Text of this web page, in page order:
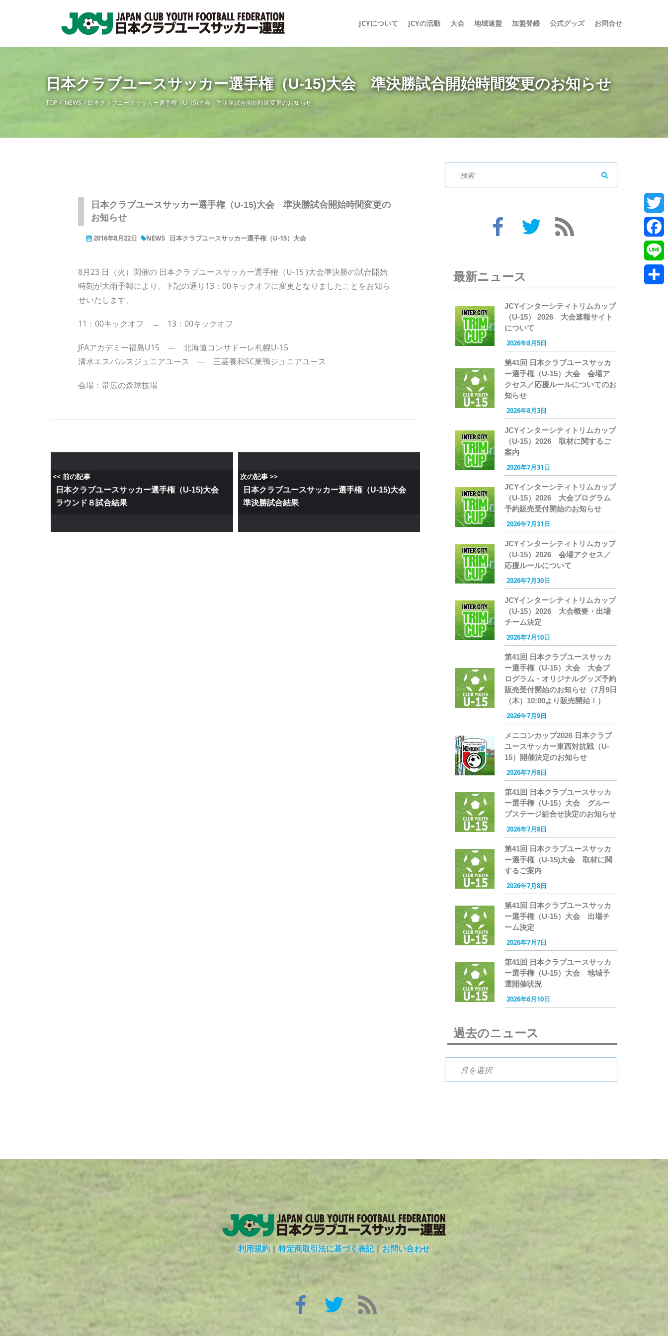
JCYについて JCYの活動 大会 地域連盟 加盟登録 公式グッズ お問合せ
日本クラブユースサッカー選手権（U-15)大会 準決勝試合開始時間変更のお知らせ
TOP NEWS 日本クラブユースサッカー選手権（U-15)大会 準決勝試合開始時間変更のお知らせ
日本クラブユースサッカー選手権（U-15)大会 準決勝試合開始時間変更の
お知らせ
2016年8月22日 NEWS 日本クラブユースサッカー選手権（U-15）大会
8月23 日（火）開催の 日本クラブユースサッカー選手権（U-15 )大会準決勝の試合開始
時刻が大雨予報により、下記の通り13：00キックオフに変更となりましたことをお知ら
せいたします。
11：00キックオフ → 13：00キックオフ
JFAアカデミー福島U15 ― 北海道コンサドーレ札幌U-15
清水エスパルスジュニアユース ― 三菱養和SC巣鴨ジュニアユース
会場：帯広の森球技場
<< 前の記事
日本クラブユースサッカー選手権（U-15)大会
ラウンド８試合結果
次の記事 >>
日本クラブユースサッカー選手権（U-15)大会
準決勝試合結果
最新ニュース
JCYインターシティトリムカップ
（U-15） 2026 大会速報サイト
について
2026年8月5日
第41回 日本クラブユースサッカ
ー選手権（U-15）大会 会場ア
クセス／応援ルールについてのお
知らせ
2026年8月3日
JCYインターシティトリムカップ
（U-15）2026 取材に関するご
案内
2026年7月31日
JCYインターシティトリムカップ
（U-15）2026 大会プログラム
予約販売受付開始のお知らせ
2026年7月31日
JCYインターシティトリムカップ
（U-15）2026 会場アクセス／
応援ルールについて
2026年7月30日
JCYインターシティトリムカップ
（U-15）2026 大会概要・出場
チーム決定
2026年7月10日
第41回 日本クラブユースサッカ
ー選手権（U-15）大会 大会プ
ログラム・オリジナルグッズ予約
販売受付開始のお知らせ（7月9日
（木）10:00より販売開始！）
2026年7月9日
メニコンカップ2026 日本クラブ
ユースサッカー東西対抗戦（U-
15）開催決定のお知らせ
2026年7月8日
第41回 日本クラブユースサッカ
ー選手権（U-15）大会 グルー
プステージ組合せ決定のお知らせ
2026年7月8日
第41回 日本クラブユースサッカ
ー選手権（U-15)大会 取材に関
するご案内
2026年7月8日
第41回 日本クラブユースサッカ
ー選手権（U-15）大会 出場チ
ーム決定
2026年7月7日
第41回 日本クラブユースサッカ
ー選手権（U-15）大会 地域予
選開催状況
2026年6月10日
過去のニュース
利用規約 | 特定商取引法に基づく表記|お問い合わせ
Line